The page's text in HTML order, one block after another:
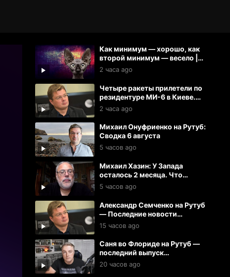
Как минимум — хорошо, как
второй минимум — весело |
Кот Костян
2 часа ago
Четыре ракеты прилетели по
резидентуре МИ-6 в Киеве.
Резидент при смерти. Тяжело
ранены 27 офицеров
2 часа ago
Михаил Онуфриенко на Рутуб:
Сводка 6 августа
5 часов ago
Михаил Хазин: У Запада
осталось 2 месяца. Что
дальше?
5 часов ago
Александр Семченко на Рутуб
— Последние новости
(06.08.2026)
15 часов ago
Саня во Флориде на Рутуб —
последний выпуск
(05.08.2026)
20 часов ago